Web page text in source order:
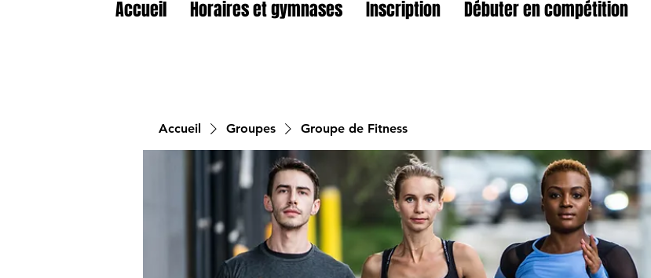
Accueil Horaires et gymnases Inscription Débuter en compétition
Accueil Groupes Groupe de Fitness